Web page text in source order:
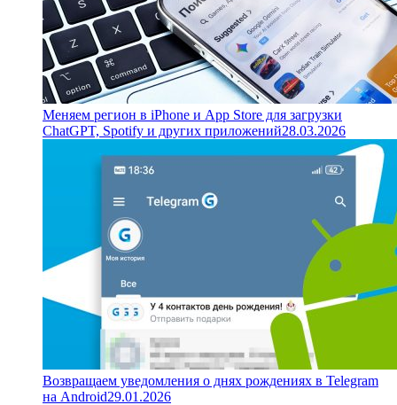
Меняем регион в iPhone и App Store для загрузки
ChatGPT, Spotify и других приложений28.03.2026
Возвращаем уведомления о днях рождениях в Telegram
на Android29.01.2026